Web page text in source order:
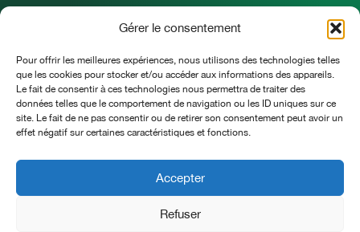
Gérer le consentement
Pour offrir les meilleures expériences, nous utilisons des technologies telles
que les cookies pour stocker et/ou accéder aux informations des appareils.
Le fait de consentir à ces technologies nous permettra de traiter des
données telles que le comportement de navigation ou les ID uniques sur ce
site. Le fait de ne pas consentir ou de retirer son consentement peut avoir un
effet négatif sur certaines caractéristiques et fonctions.
Accepter
Refuser
Nous joindre
allo@lavillavinaigres.ca
418 932 3810
La Villa vinaigres & jardins
Saint-Pierre-de-Broughton (Qc) G0N 1T0
LA VILLA vinaigres et jardins © Tous droits réservés